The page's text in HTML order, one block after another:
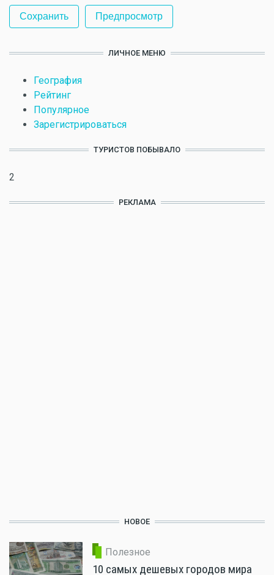
ЛИЧНОЕ МЕНЮ
География
Рейтинг
Популярное
Зарегистрироваться
ТУРИСТОВ ПОБЫВАЛО
2
РЕКЛАМА
НОВОЕ
Полезное
10 самых дешевых городов мира